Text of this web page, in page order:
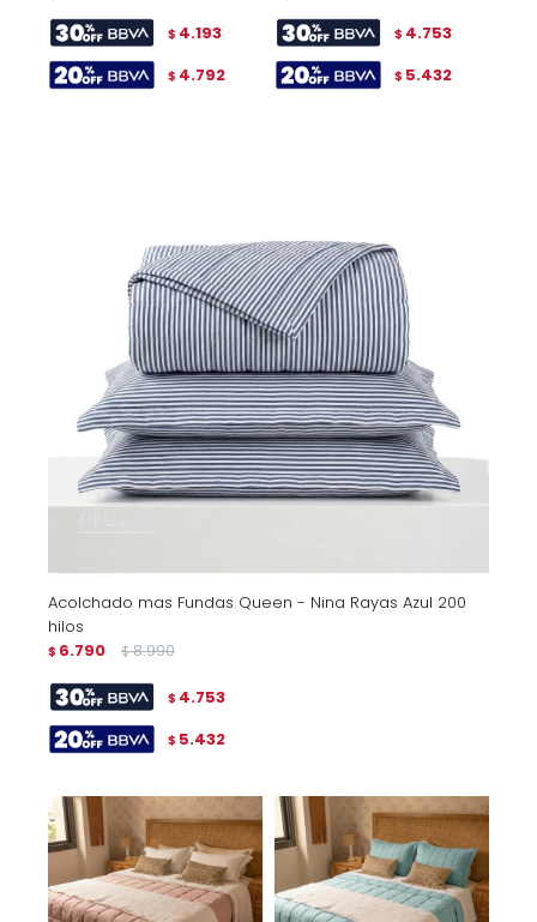
$ 4.193
$ 4.792
$ 4.753
$ 5.432
Acolchado mas Fundas Queen - Nina Rayas Azul 200
hilos
$ 6.790 $ 8.990
$ 4.753
$ 5.432